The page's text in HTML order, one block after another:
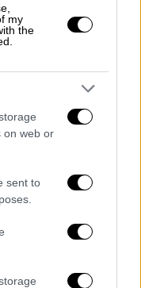
my
the
on web or
sent to
και περιγράφει
της με